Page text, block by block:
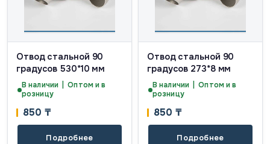
Отвод стальной 90
градусов 530*10 мм
В наличии | Оптом и в
розницу
850 ₸
Подробнее
Отвод стальной 90
градусов 273*8 мм
В наличии | Оптом и в
розницу
850 ₸
Подробнее